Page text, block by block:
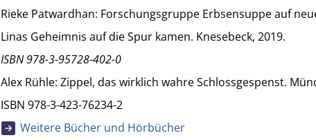
Rieke Patwardhan: Forschungsgruppe Erbsensuppe auf
Linas Geheimnis auf die Spur kamen. Knesebeck, 2019.
ISBN 978-3-95728-402-0
Alex Rühle: Zippel, das wirklich wahre Schlossgespenst.
ISBN 978-3-423-76234-2
Weitere Bücher und Hörbücher